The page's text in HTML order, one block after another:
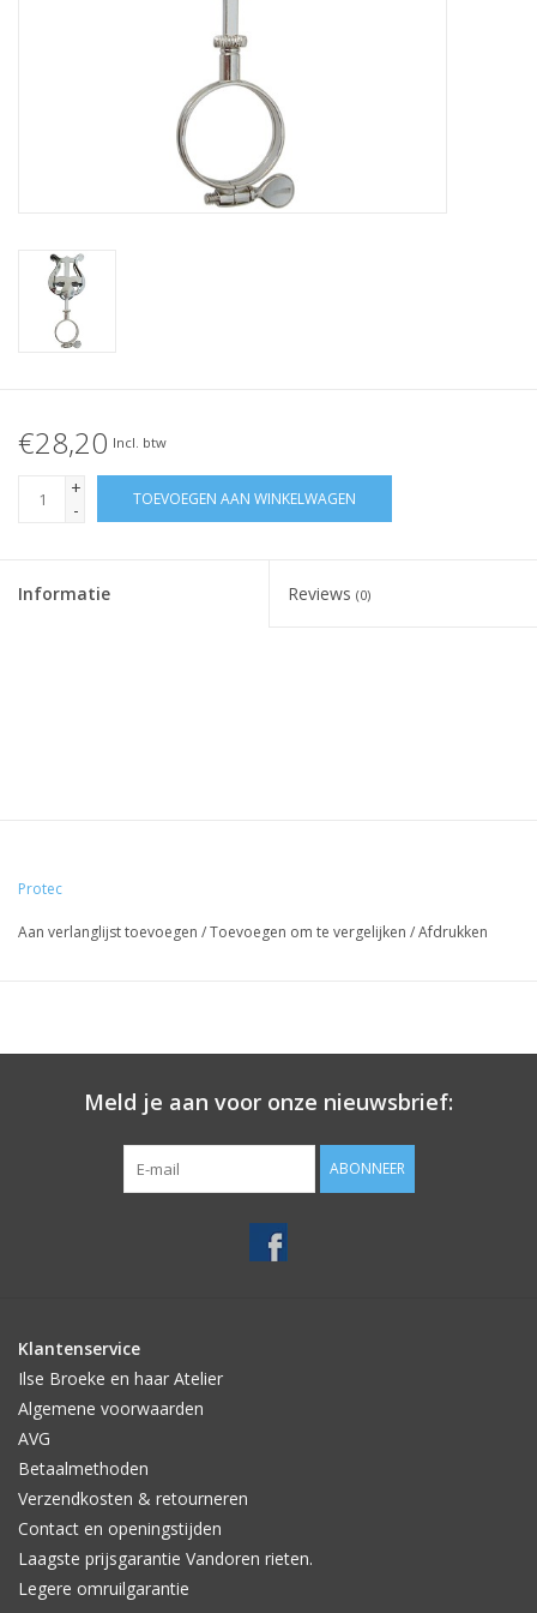
€28,20 Incl. btw
+
-
TOEVOEGEN AAN WINKELWAGEN
Informatie Reviews (0)
Protec
Aan verlanglijst toevoegen /Toevoegen om te vergelijken /Afdrukken
Meld je aan voor onze nieuwsbrief:
ABONNEER
Klantenservice
Ilse Broeke en haar Atelier
Algemene voorwaarden
AVG
Betaalmethoden
Verzendkosten & retourneren
Contact en openingstijden
Laagste prijsgarantie Vandoren rieten.
Legere omruilgarantie